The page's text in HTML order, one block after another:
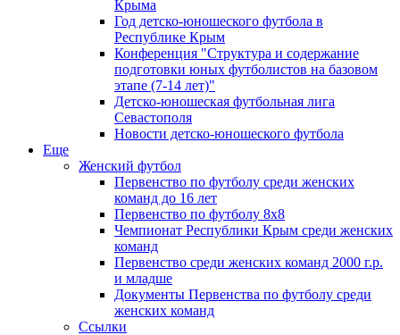
Крыма
Год детско-юношеского футбола в
Республике Крым
Конференция "Структура и содержание
подготовки юных футболистов на базовом
этапе (7-14 лет)"
Детско-юношеская футбольная лига
Севастополя
Новости детско-юношеского футбола
Еще
Женский футбол
Первенство по футболу среди женских
команд до 16 лет
Первенство по футболу 8х8
Чемпионат Республики Крым среди женских
команд
Первенство среди женских команд 2000 г.р.
и младше
Документы Первенства по футболу среди
женских команд
Ссылки